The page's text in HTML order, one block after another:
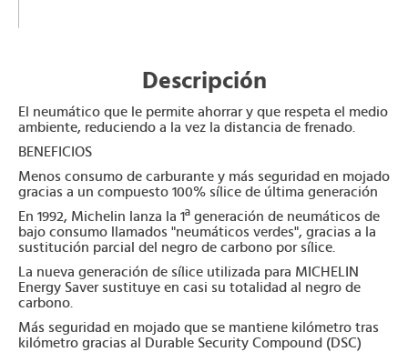
Descripción
El neumático que le permite ahorrar y que respeta el medio
ambiente, reduciendo a la vez la distancia de frenado.
BENEFICIOS
Menos consumo de carburante y más seguridad en mojado
gracias a un compuesto 100% sílice de última generación
En 1992, Michelin lanza la 1ª generación de neumáticos de
bajo consumo llamados "neumáticos verdes", gracias a la
sustitución parcial del negro de carbono por sílice.
La nueva generación de sílice utilizada para MICHELIN
Energy Saver sustituye en casi su totalidad al negro de
carbono.
Más seguridad en mojado que se mantiene kilómetro tras
kilómetro gracias al Durable Security Compound (DSC)